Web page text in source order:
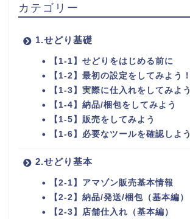
カテゴリー
1.せどり基礎
【1-1】せどりをはじめる前に
【1-2】最初の設定をしてみよう！
【1-3】実際に仕入れをしてみよう
【1-4】納品/梱包をしてみよう
【1-5】販売をしてみよう
【1-6】必要なツールを確認しよう
2.せどり基本
【2-1】アマゾン販売基本情報
【2-2】納品/発送/梱包（基本編）
【2-3】店舗仕入れ（基本編）